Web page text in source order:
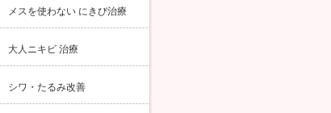
メスを使わない にきび治療
大人ニキビ 治療
シワ・たるみ改善